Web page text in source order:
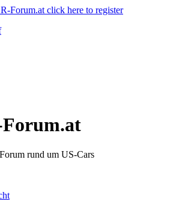
Forum.at click here to register
rund um US-Cars